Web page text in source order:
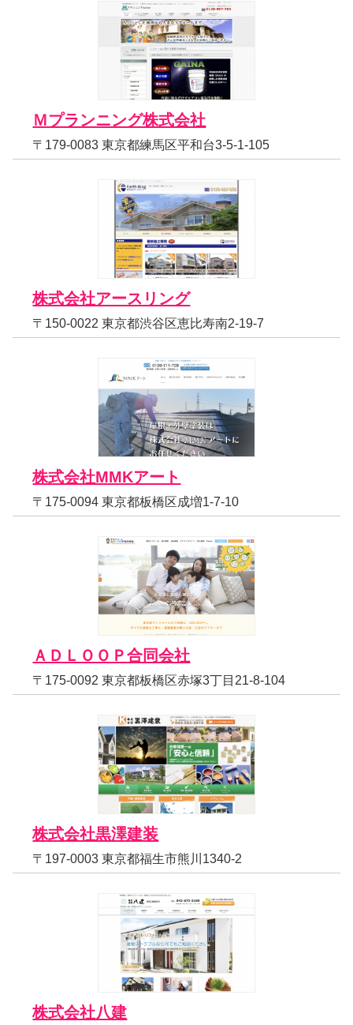
Ｍプランニング株式会社
〒179-0083 東京都練馬区平和台3-5-1-105
株式会社アースリング
〒150-0022 東京都渋谷区恵比寿南2-19-7
株式会社MMKアート
〒175-0094 東京都板橋区成増1-7-10
ＡＤＬＯＯＰ合同会社
〒175-0092 東京都板橋区赤塚3丁目21-8-104
株式会社黒澤建装
〒197-0003 東京都福生市熊川1340-2
株式会社八建